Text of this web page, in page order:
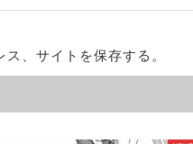
、サイトを保存する。